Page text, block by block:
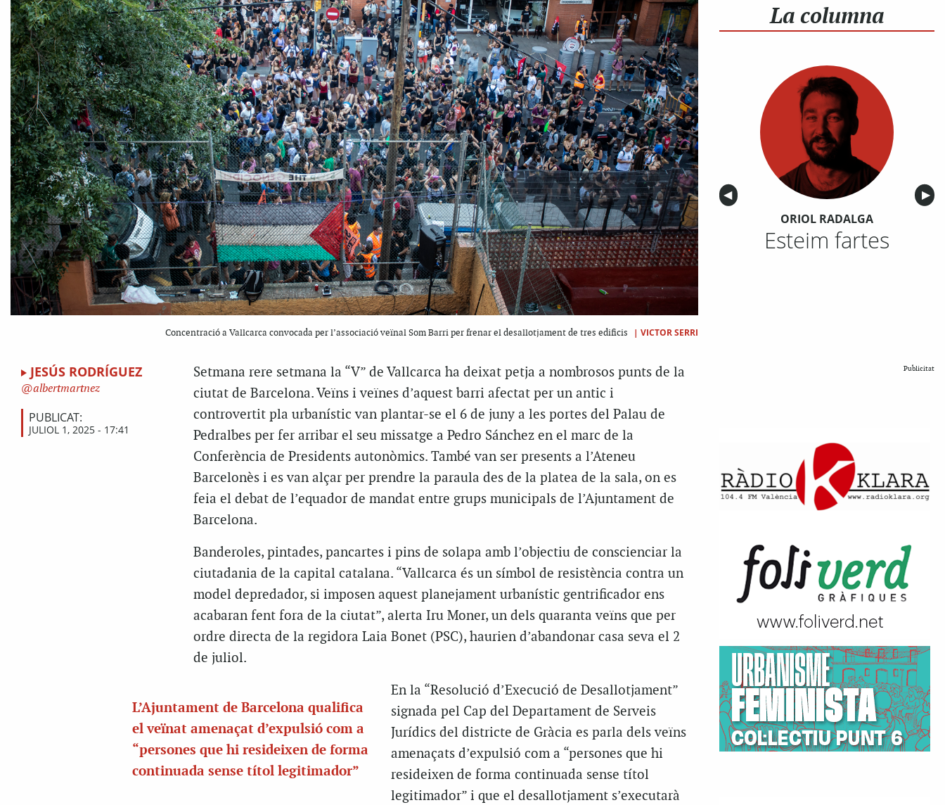
Concentració a Vallcarca convocada per l’associació veïnal Som Barri per frenar el desallotjament de tres edificis | VICTOR SERRI
JESÚS RODRÍGUEZ
albertmartnez
PUBLICAT:
JULIOL 1, 2025 - 17:41
Setmana rere setmana la “V” de Vallcarca ha deixat petja a nombrosos punts de la
ciutat de Barcelona. Veïns i veïnes d’aquest barri afectat per un antic i
controvertit pla urbanístic van plantar-se el 6 de juny a les portes del Palau de
Pedralbes per fer arribar el seu missatge a Pedro Sánchez en el marc de la
Conferència de Presidents autonòmics. També van ser presents a l’Ateneu
Barcelonès i es van alçar per prendre la paraula des de la platea de la sala, on es
feia el debat de l’equador de mandat entre grups municipals de l’Ajuntament de
Barcelona.
Banderoles, pintades, pancartes i pins de solapa amb l’objectiu de conscienciar la
ciutadania de la capital catalana. “Vallcarca és un símbol de resistència contra un
model depredador, si imposen aquest planejament urbanístic gentrificador ens
acabaran fent fora de la ciutat”, alerta Iru Moner, un dels quaranta veïns que per
ordre directa de la regidora Laia Bonet (PSC), haurien d’abandonar casa seva el 2
de juliol.
L’Ajuntament de Barcelona qualifica
el veïnat amenaçat d’expulsió com a
“persones que hi resideixen de forma
continuada sense títol legitimador”
En la “Resolució d’Execució de Desallotjament”
signada pel Cap del Departament de Serveis
Jurídics del districte de Gràcia es parla dels veïns
amenaçats d’expulsió com a “persones que hi
resideixen de forma continuada sense títol
legitimador” i que el desallotjament s’executarà
La columna
Anterior
◀︎ ▶︎
ORIOL RADALGA
Esteim fartes
Publicitat